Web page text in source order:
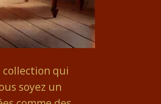
collection qui
soyez un